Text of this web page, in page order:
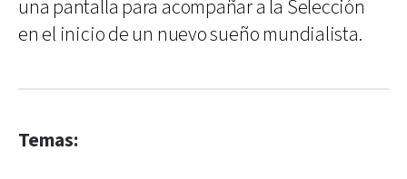
una pantalla para acompañar a la Selección
en el inicio de un nuevo sueño mundialista.
Temas: